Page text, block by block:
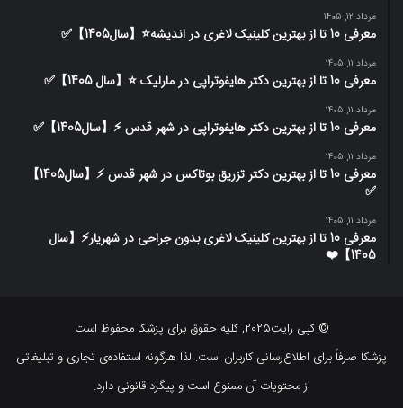
مرداد 12, 1405
معرفی 10 تا از بهترین کلینیک لاغری در اندیشه⭐【سال1405】✅
مرداد 11, 1405
معرفی 10 تا از بهترین دکتر هایفوتراپی در مارلیک ⭐【سال 1405】✅
مرداد 11, 1405
معرفی 10 تا از بهترین دکتر هایفوتراپی در شهر قدس ⚡️【سال1405】✅
مرداد 11, 1405
معرفی 10 تا از بهترین دکتر تزریق بوتاکس در شهر قدس ⚡️【سال1405】
✅
مرداد 11, 1405
معرفی 10 تا از بهترین کلینیک لاغری بدون جراحی در شهریار⚡【سال
1405】❤️
© کپی رایت2025, کلیه حقوق برای پزشکا محفوظ است
پزشکا صرفاً برای اطلاع‌رسانی کاربران است. لذا هرگونه استفاده‌ی تجاری و تبلیغاتی
از محتویات آن ممنوع است و پیگرد قانونی دارد.